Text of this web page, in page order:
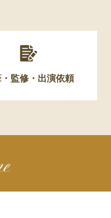
監修・出演依頼